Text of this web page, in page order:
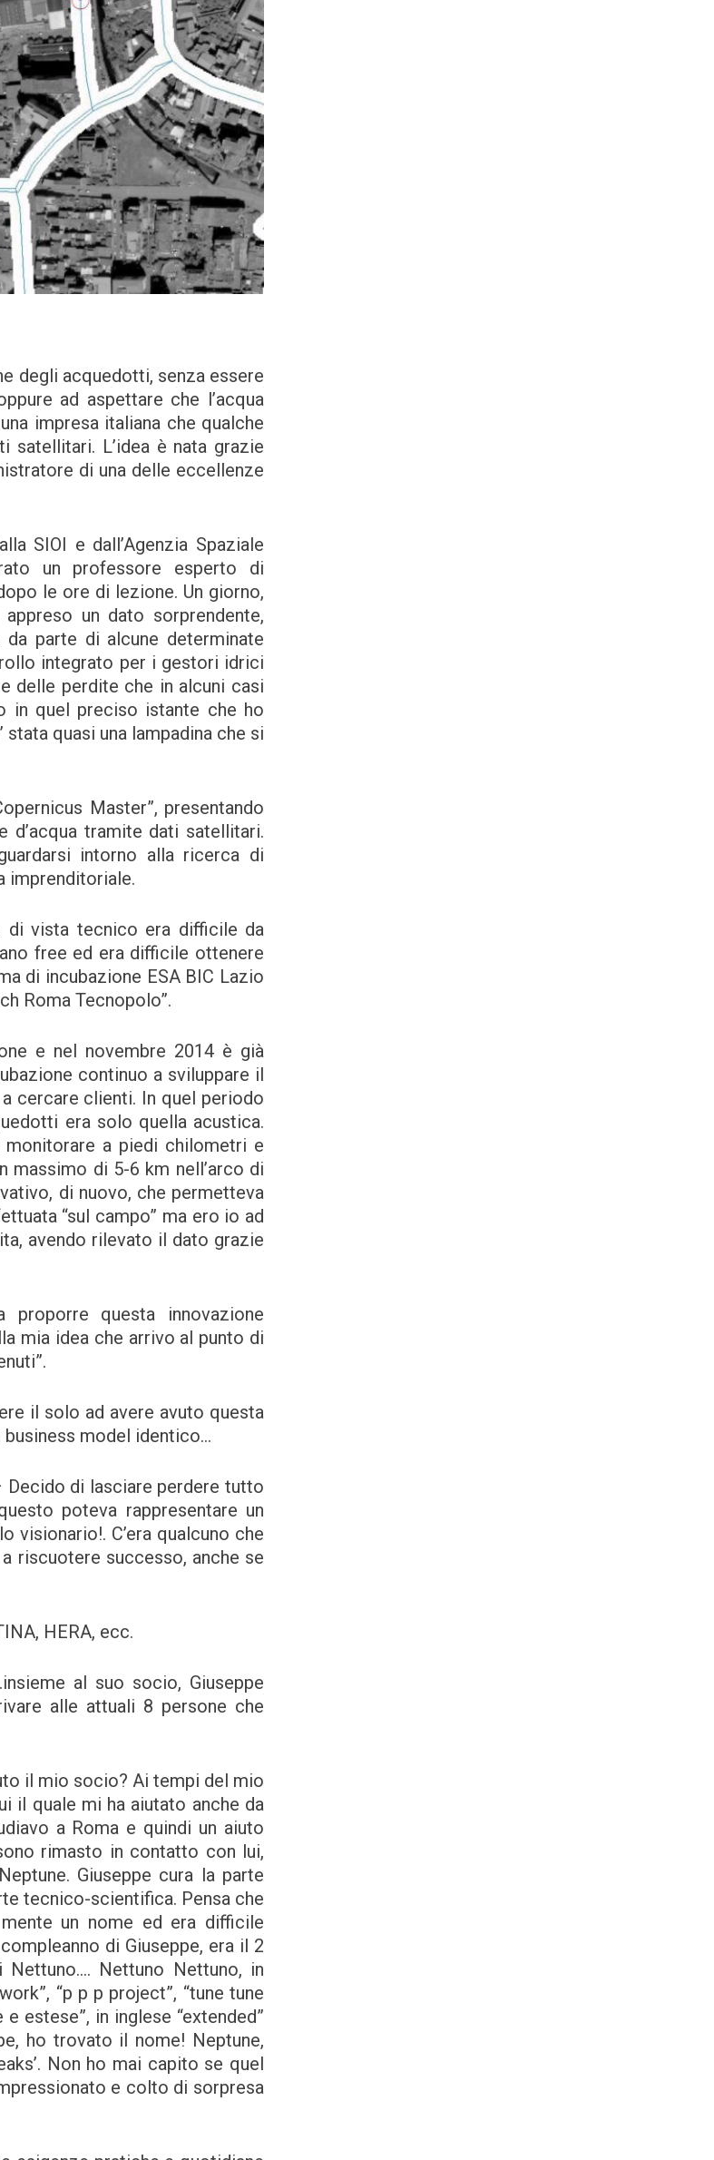
degli acquedotti, senza essere
ad aspettare che l’acqua
impresa italiana che qualche
satellitari. L’idea è nata grazie
di una delle eccellenze
SIOI e dall’Agenzia Spaziale
un professore esperto di
le ore di lezione. Un giorno,
un dato sorprendente,
parte di alcune determinate
integrato per i gestori idrici
delle perdite che in alcuni casi
in quel preciso istante che ho
quasi una lampadina che si
Master”, presentando
d’acqua tramite dati satellitari.
intorno alla ricerca di
imprenditoriale.
di vista tecnico era difficile da
free ed era difficile ottenere
di incubazione ESA BIC Lazio
Roma Tecnopolo”.
e nel novembre 2014 è già
continuo a sviluppare il
cercare clienti. In quel periodo
era solo quella acustica.
a piedi chilometri e
massimo di 5-6 km nell’arco di
di nuovo, che permetteva
“sul campo” ma ero io ad
avendo rilevato il dato grazie
questa innovazione
mia idea che arrivo al punto di
il solo ad avere avuto questa
business model identico…
di lasciare perdere tutto
poteva rappresentare un
visionario!. C’era qualcuno che
riscuotere successo, anche se
HERA, ecc.
al suo socio, Giuseppe
alle attuali 8 persone che
il mio socio? Ai tempi del mio
il quale mi ha aiutato anche da
a Roma e quindi un aiuto
rimasto in contatto con lui,
Giuseppe cura la parte
tecnico-scientifica. Pensa che
un nome ed era difficile
di Giuseppe, era il 2
Nettuno Nettuno, in
“p p p project”, “tune tune
e estese”, in inglese “extended”
ho trovato il nome! Neptune,
Non ho mai capito se quel
e colto di sorpresa